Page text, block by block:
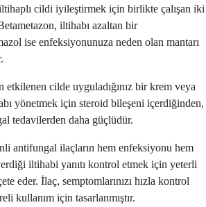
cildi iyileştirmek için birlikte çalışan iki
iltihabı azaltan bir
ise enfeksiyonunuza neden olan mantarı
cilde uyguladığınız bir krem veya
yönetmek için steroid bileşeni içerdiğinden,
tedavilerden daha güçlüdür.
antifungal ilaçların hem enfeksiyonu hem
iltihabi yanıtı kontrol etmek için yeterli
eder. İlaç, semptomlarınızı hızla kontrol
kullanım için tasarlanmıştır.